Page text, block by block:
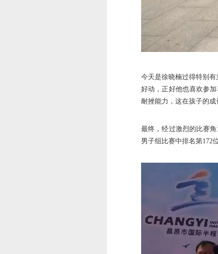
今天是徐晓楠过得特别
好动，正好他也喜欢参
耐挫能力，这在孩子的
最终，经过激烈的比赛
男子组比赛中排名第172